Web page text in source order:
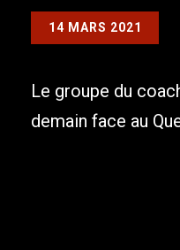
14 MARS 2021
Le groupe du
demain face au